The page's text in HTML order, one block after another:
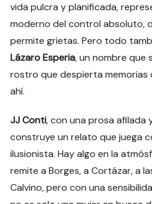
vida pulcra y planificada,
moderno del control absoluto,
permite grietas. Pero todo
Lázaro Esperia, un nombre que
rostro que despierta memorias
ahí.
JJ Conti, con una prosa afilada
construye un relato que juega
ilusionista. Hay algo en la
remite a Borges, a Cortázar, a
Calvino, pero con una